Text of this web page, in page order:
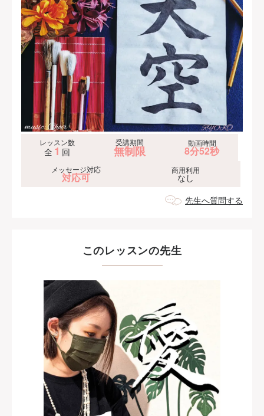
レッスン数
全 1 回
受講期間
無制限
動画時間
8分52秒
メッセージ対応
対応可
商用利用
なし
先生へ質問する
このレッスンの先生